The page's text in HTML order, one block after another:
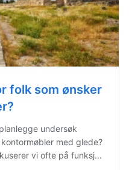
folk som ønsker
undersøk
med glede?
vi ofte på funksj...